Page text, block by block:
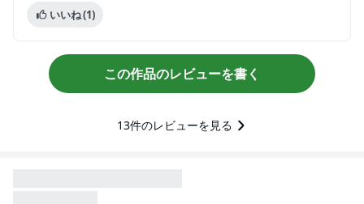
いいね(1)
この作品のレビューを書く
13件のレビューを見る